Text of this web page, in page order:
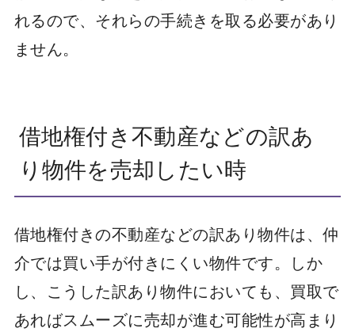
れるので、それらの手続きを取る必要があり
ません。
借地権付き不動産などの訳あ
り物件を売却したい時
借地権付きの不動産などの訳あり物件は、仲
介では買い手が付きにくい物件です。しか
し、こうした訳あり物件においても、買取で
あればスムーズに売却が進む可能性が高まり